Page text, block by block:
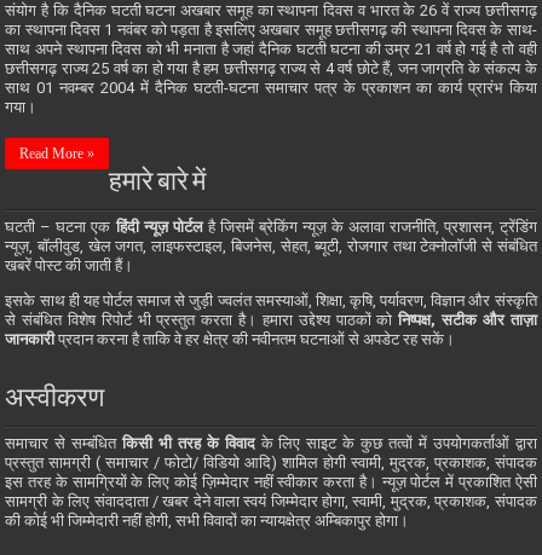
संयोग है कि दैनिक घटती घटना अखबार समूह का स्थापना दिवस व भारत के 26 वें राज्य छत्तीसगढ़
का स्थापना दिवस 1 नवंबर को पड़ता है इसलिए अखबार समूह छत्तीसगढ़ की स्थापना दिवस के साथ-
साथ अपने स्थापना दिवस को भी मनाता है जहां दैनिक घटती घटना की उम्र 21 वर्ष हो गई है तो वही
छत्तीसगढ़ राज्य 25 वर्ष का हो गया है हम छत्तीसगढ़ राज्य से 4 वर्ष छोटे हैं, जन जाग्रति के संकल्प के
साथ 01 नवम्बर 2004 में दैनिक घटती-घटना समाचार पत्र के प्रकाशन का कार्य प्रारंभ किया
गया।
Read More »
हमारे बारे में
घटती – घटना एक हिंदी न्यूज़ पोर्टलहै जिसमें ब्रेकिंग न्यूज़ के अलावा राजनीति, प्रशासन, ट्रेंडिंग
न्यूज़, बॉलीवुड, खेल जगत, लाइफस्टाइल, बिजनेस, सेहत, ब्यूटी, रोजगार तथा टेक्नोलॉजी से संबंधित
खबरें पोस्ट की जाती हैं।
इसके साथ ही यह पोर्टल समाज से जुड़ी ज्वलंत समस्याओं, शिक्षा, कृषि, पर्यावरण, विज्ञान और संस्कृति
से संबंधित विशेष रिपोर्ट भी प्रस्तुत करता है। हमारा उद्देश्य पाठकों कोनिष्पक्ष, सटीक और ताज़ा
जानकारीप्रदान करना है ताकि वे हर क्षेत्र की नवीनतम घटनाओं से अपडेट रह सकें।
अस्वीकरण
समाचार से सम्बंधितकिसी भी तरह के विवादके लिए साइट के कुछ तत्वों में उपयोगकर्ताओं द्वारा
प्रस्तुत सामग्री ( समाचार / फोटो/ विडियो आदि) शामिल होगी स्वामी, मुद्रक, प्रकाशक, संपादक
इस तरह के सामग्रियों के लिए कोई ज़िम्मेदार नहीं स्वीकार करता है। न्यूज़ पोर्टल में प्रकाशित ऐसी
सामग्री के लिए संवाददाता / खबर देने वाला स्वयं जिम्मेदार होगा, स्वामी, मुद्रक, प्रकाशक, संपादक
की कोई भी जिम्मेदारी नहीं होगी, सभी विवादों का न्यायक्षेत्र अम्बिकापुर होगा।